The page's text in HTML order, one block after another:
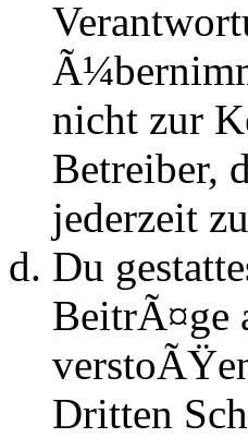
nicht zur
Betreiber,
jederzeit
Du
BeitrÃ¤ge
Dritten